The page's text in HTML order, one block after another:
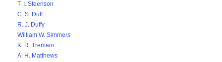
T. I. Steenson
C. S. Duff
R. J. Duffy
William W. Simmers
K. R. Tremain
A. H. Matthews